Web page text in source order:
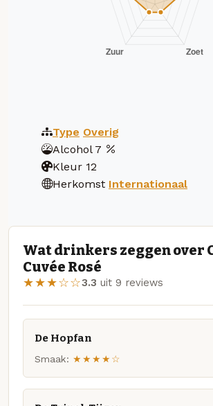
Type Overig
Alcohol 7
Kleur 12
Herkomst Internationaal
Wat drinkers zeggen over
Cuvée Rosé
★★★☆☆3.3 uit 9 reviews
De Hopfan
Smaak: ★★★★☆